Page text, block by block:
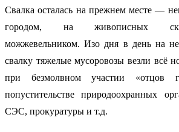
Свалка осталась на прежнем месте —
городом, на живописных
можжевельником. Изо дня в день на
свалку тяжелые мусоровозы везли всё
при безмолвном участии «отцов
попустительстве природоохранных
СЭС, прокуратуры и т.д.